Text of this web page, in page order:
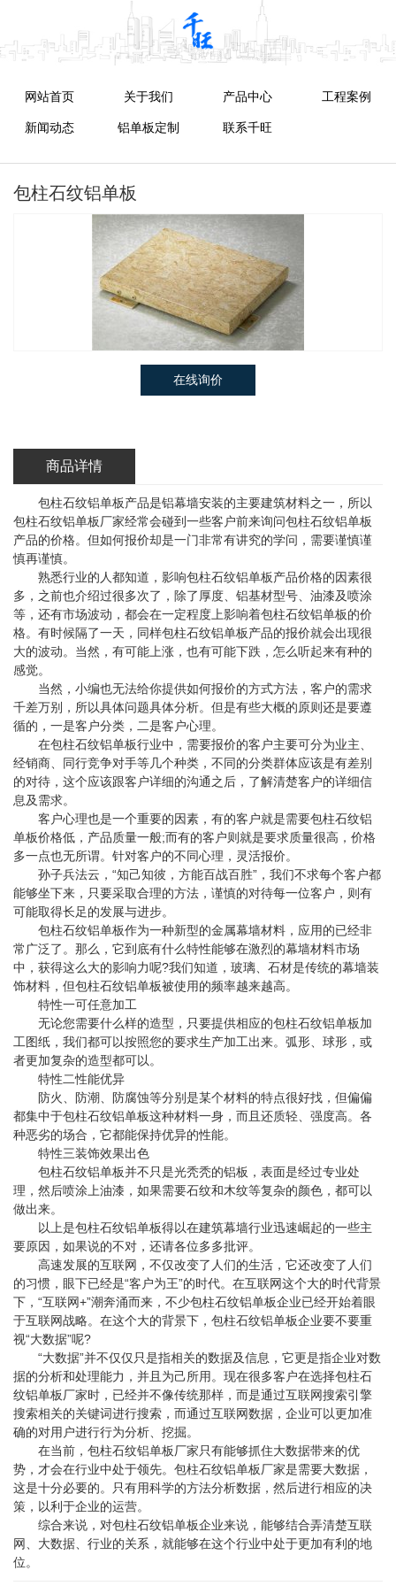
网站首页 关于我们 产品中心 工程案例
新闻动态 铝单板定制 联系千旺
包柱石纹铝单板
在线询价
商品详情
包柱石纹铝单板产品是铝幕墙安装的主要建筑材料之一，所以
包柱石纹铝单板厂家经常会碰到一些客户前来询问包柱石纹铝单板
产品的价格。但如何报价却是一门非常有讲究的学问，需要谨慎谨
慎再谨慎。
熟悉行业的人都知道，影响包柱石纹铝单板产品价格的因素很
多，之前也介绍过很多次了，除了厚度、铝基材型号、油漆及喷涂
等，还有市场波动，都会在一定程度上影响着包柱石纹铝单板的价
格。有时候隔了一天，同样包柱石纹铝单板产品的报价就会出现很
大的波动。当然，有可能上涨，也有可能下跌，怎么听起来有种的
感觉。
当然，小编也无法给你提供如何报价的方式方法，客户的需求
千差万别，所以具体问题具体分析。但是有些大概的原则还是要遵
循的，一是客户分类，二是客户心理。
在包柱石纹铝单板行业中，需要报价的客户主要可分为业主、
经销商、同行竞争对手等几个种类，不同的分类群体应该是有差别
的对待，这个应该跟客户详细的沟通之后，了解清楚客户的详细信
息及需求。
客户心理也是一个重要的因素，有的客户就是需要包柱石纹铝
单板价格低，产品质量一般;而有的客户则就是要求质量很高，价格
多一点也无所谓。针对客户的不同心理，灵活报价。
孙子兵法云，“知己知彼，方能百战百胜”，我们不求每个客户都
能够坐下来，只要采取合理的方法，谨慎的对待每一位客户，则有
可能取得长足的发展与进步。
包柱石纹铝单板作为一种新型的金属幕墙材料，应用的已经非
常广泛了。那么，它到底有什么特性能够在激烈的幕墙材料市场
中，获得这么大的影响力呢?我们知道，玻璃、石材是传统的幕墙装
饰材料，但包柱石纹铝单板被使用的频率越来越高。
特性一可任意加工
无论您需要什么样的造型，只要提供相应的包柱石纹铝单板加
工图纸，我们都可以按照您的要求生产加工出来。弧形、球形，或
者更加复杂的造型都可以。
特性二性能优异
防火、防潮、防腐蚀等分别是某个材料的特点很好找，但偏偏
都集中于包柱石纹铝单板这种材料一身，而且还质轻、强度高。各
种恶劣的场合，它都能保持优异的性能。
特性三装饰效果出色
包柱石纹铝单板并不只是光秃秃的铝板，表面是经过专业处
理，然后喷涂上油漆，如果需要石纹和木纹等复杂的颜色，都可以
做出来。
以上是包柱石纹铝单板得以在建筑幕墙行业迅速崛起的一些主
要原因，如果说的不对，还请各位多多批评。
高速发展的互联网，不仅改变了人们的生活，它还改变了人们
的习惯，眼下已经是“客户为王”的时代。在互联网这个大的时代背景
下，“互联网+”潮奔涌而来，不少包柱石纹铝单板企业已经开始着眼
于互联网战略。在这个大的背景下，包柱石纹铝单板企业要不要重
视“大数据”呢?
“大数据”并不仅仅只是指相关的数据及信息，它更是指企业对数
据的分析和处理能力，并且为己所用。现在很多客户在选择包柱石
纹铝单板厂家时，已经并不像传统那样，而是通过互联网搜索引擎
搜索相关的关键词进行搜索，而通过互联网数据，企业可以更加准
确的对用户进行行为分析、挖掘。
在当前，包柱石纹铝单板厂家只有能够抓住大数据带来的优
势，才会在行业中处于领先。包柱石纹铝单板厂家是需要大数据，
这是十分必要的。只有用科学的方法分析数据，然后进行相应的决
策，以利于企业的运营。
综合来说，对包柱石纹铝单板企业来说，能够结合弄清楚互联
网、大数据、行业的关系，就能够在这个行业中处于更加有利的地
位。